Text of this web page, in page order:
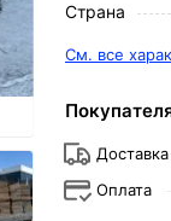
Страна
См. все
Доставка
Оплата